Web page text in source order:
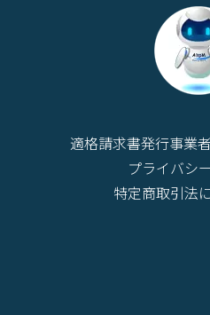
適格請求書発行事業
プライバシ
特定商取引法